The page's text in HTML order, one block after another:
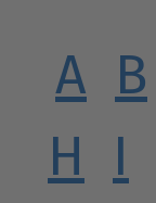
A B
H I